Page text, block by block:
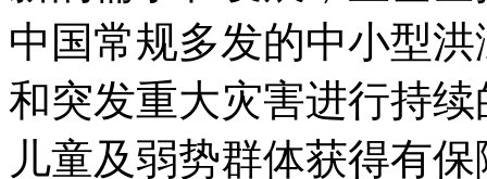
中国常规多发的中小型
和突发重大灾害进行持
儿童及弱势群体获得有